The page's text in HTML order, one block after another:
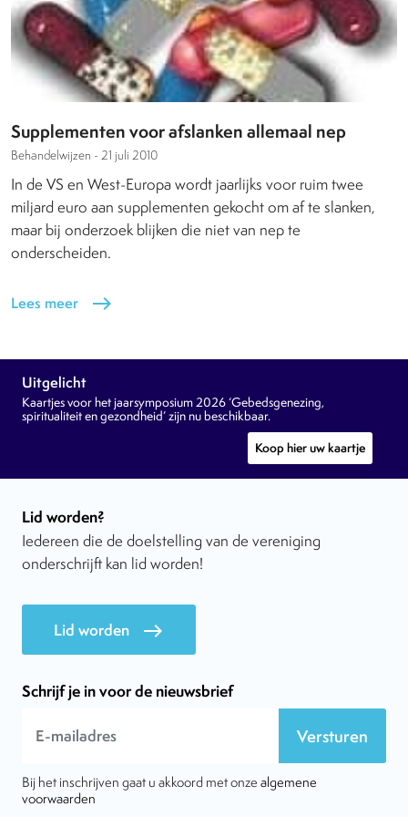
Supplementen voor afslanken allemaal nep
Behandelwijzen - 21 juli 2010
In de VS en West-Europa wordt jaarlijks voor ruim twee
miljard euro aan supplementen gekocht om af te slanken,
maar bij onderzoek blijken die niet van nep te
onderscheiden.
Lees meer east
Uitgelicht
Kaartjes voor het jaarsymposium 2026 ‘Gebedsgenezing,
spiritualiteit en gezondheid’ zijn nu beschikbaar.
Koop hier uw kaartje
Lid worden?
Iedereen die de doelstelling van de vereniging
onderschrijft kan lid worden!
Lid worden east
Schrijf je in voor de nieuwsbrief
Versturen
Bij het inschrijven gaat u akkoord met onze algemene
voorwaarden